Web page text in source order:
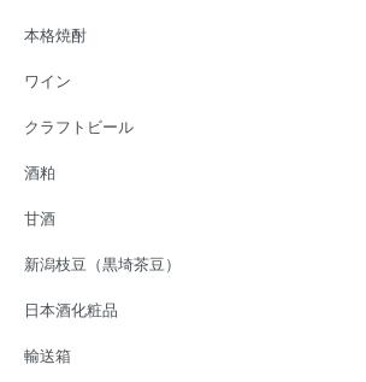
本格焼酎
ワイン
クラフトビール
酒粕
甘酒
新潟枝豆（黒埼茶豆）
日本酒化粧品
輸送箱